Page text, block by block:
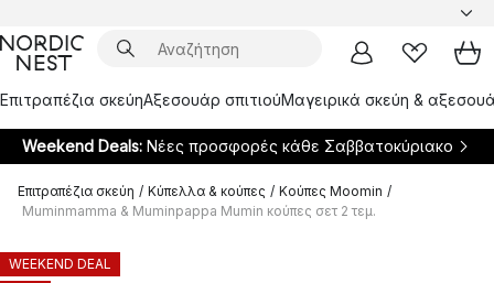
Επιτραπέζια σκεύηΑξεσουάρ σπιτιούΜαγειρικά σκεύη &
Weekend Deals: Νέες προσφορές κάθε Σαββατοκύριακο
Επιτραπέζια σκεύη / Κύπελλα & κούπες / Κούπες Moomin /
Muminmamma & Muminpappa Mumin κούπες σετ 2 τεμ.
WEEKEND DEAL